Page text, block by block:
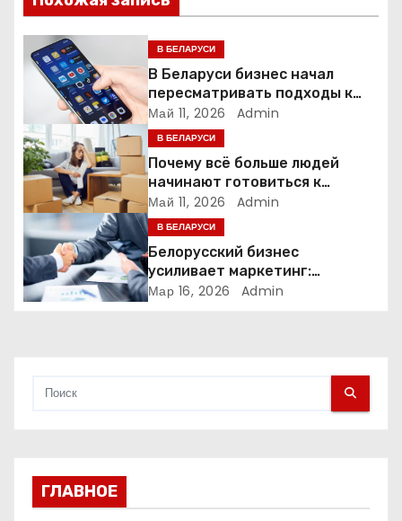
я
п
з
а
п
и
с
В БЕЛАРУСИ
В Беларуси бизнес начал
пересматривать подходы к
маркетингу и digital-рекламе
Май 11, 2026 Admin
В БЕЛАРУСИ
Почему всё больше людей
начинают готовиться к
переезду заранее
Май 11, 2026 Admin
В БЕЛАРУСИ
Белорусский бизнес
усиливает маркетинг:
компании меняют стратегии
Мар 16, 2026 Admin
ГЛАВНОЕ